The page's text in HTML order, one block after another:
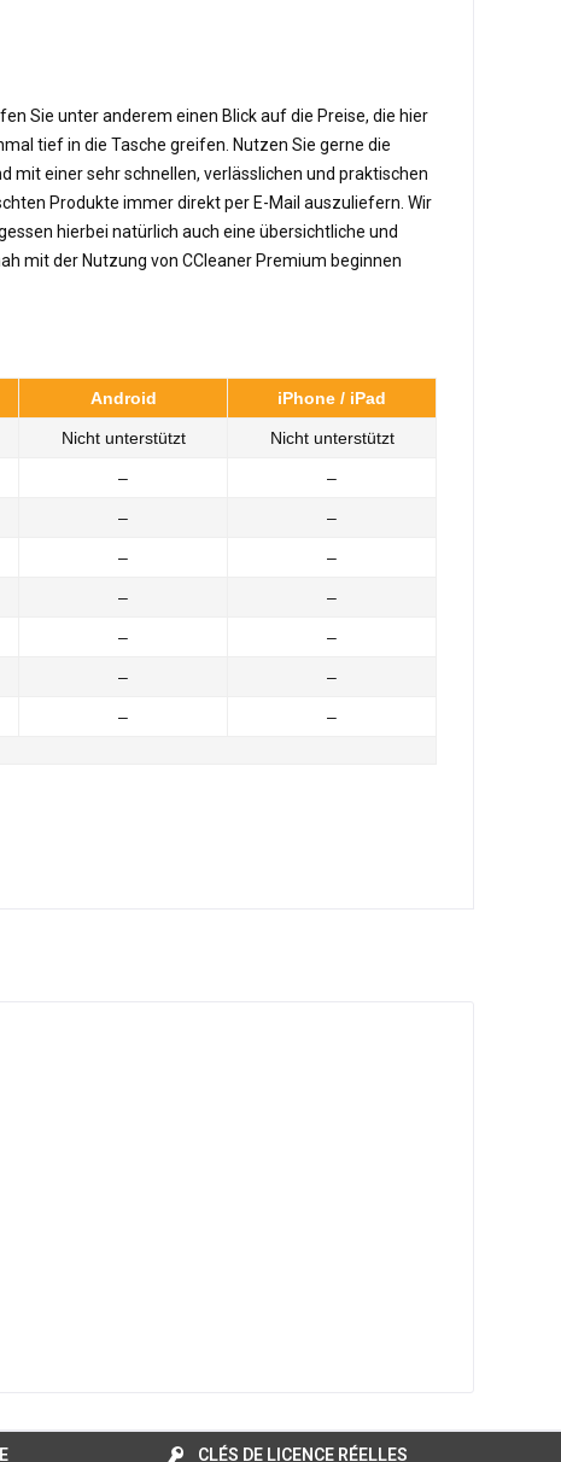
Sie unter anderem einen Blick auf die Preise, die hier
tief in die Tasche greifen. Nutzen Sie gerne die
mit einer sehr schnellen, verlässlichen und praktischen
Produkte immer direkt per E-Mail auszuliefern. Wir
hierbei natürlich auch eine übersichtliche und
mit der Nutzung von CCleaner Premium beginnen
Android iPhone / iPad
Nicht unterstützt Nicht unterstützt
– –
– –
– –
– –
– –
– –
–
–
CLÉS DE LICENCE RÉELLES